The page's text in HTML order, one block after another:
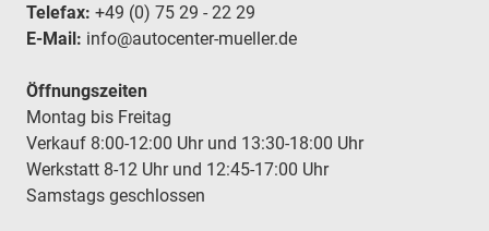
Telefax: +49 (0) 75 29 - 22 29
E-Mail: info@autocenter-mueller.de
Öffnungszeiten
Montag bis Freitag
Verkauf 8:00-12:00 Uhr und 13:30-18:00 Uhr
Werkstatt 8-12 Uhr und 12:45-17:00 Uhr
Samstags geschlossen